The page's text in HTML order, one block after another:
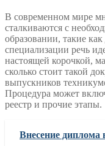
В современном мире
сталкиваются с
образовании, такие
специализации речь
настоящей корочкой,
сколько стоит такой
выпускников
Процедура может
реестр и прочие этапы.
Внесение диплома